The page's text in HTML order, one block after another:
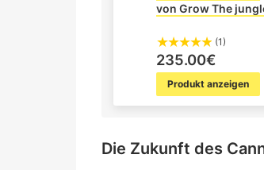
von Grow The
(1)
235.00€
Produkt anzeigen
Die Zukunft des